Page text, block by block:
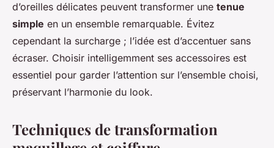
d’oreilles délicates peuvent transformer une tenue
simple en un ensemble remarquable. Évitez
cependant la surcharge ; l’idée est d’accentuer sans
écraser. Choisir intelligemment ses accessoires est
essentiel pour garder l’attention sur l’ensemble choisi,
préservant l’harmonie du look.
Techniques de transformation